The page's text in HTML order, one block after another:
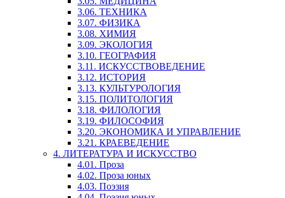
3.06. ТЕХНИКА
3.07. ФИЗИКА
3.08. ХИМИЯ
3.09. ЭКОЛОГИЯ
3.10. ГЕОГРАФИЯ
3.11. ИСКУССТВОВЕДЕНИЕ
3.12. ИСТОРИЯ
3.13. КУЛЬТУРОЛОГИЯ
3.15. ПОЛИТОЛОГИЯ
3.18. ФИЛОЛОГИЯ
3.19. ФИЛОСОФИЯ
3.20. ЭКОНОМИКА И УПРАВЛЕНИЕ
3.21. КРАЕВЕДЕНИЕ
4. ЛИТЕРАТУРА И ИСКУССТВО
4.01. Проза
4.02. Проза юных
4.03. Поэзия